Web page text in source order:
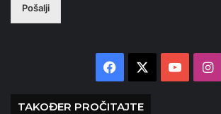
Pošalji
Facebook
TAKOĐER PROČITAJTE